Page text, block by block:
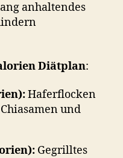
anhaltendes
Diätplan:
Haferflocken
und
Gegrilltes